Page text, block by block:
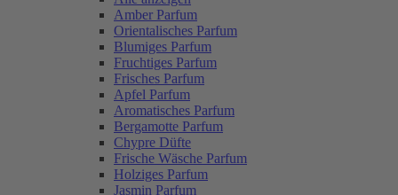
Amber Parfum
Orientalisches Parfum
Blumiges Parfum
Fruchtiges Parfum
Frisches Parfum
Apfel Parfum
Aromatisches Parfum
Bergamotte Parfum
Chypre Düfte
Frische Wäsche Parfum
Holziges Parfum
Jasmin Parfum